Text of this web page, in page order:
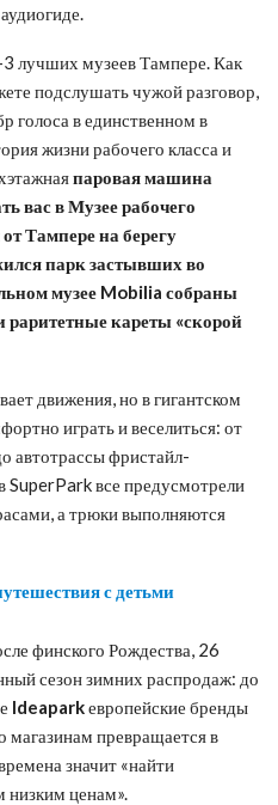
лучших музеев Тампере. Как
подслушать чужой разговор,
голоса в единственном в
жизни рабочего класса и
пароваямашина
вас вМузеерабочего
Тампере на берегу
парк застывших во
оммузее Mobilia собраны
раритетные кареты «скорой
движения, но в гигантском
играть и веселиться: от
автотрассы фристайл-
SuperPark все предусмотрели
а трюки выполняются
финского Рождества, 26
сезон зимних распродаж: до
Ideaparkевропейские бренды
превращается в
значит «найти
низким ценам».